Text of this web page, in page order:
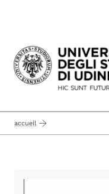
Passa al
accueil